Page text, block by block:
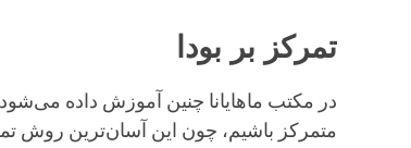
تمرکز بر بودا
در مکتب ماهایانا چنین آموزش داده
متمرکز باشیم، چون این آسان‌ترین روش